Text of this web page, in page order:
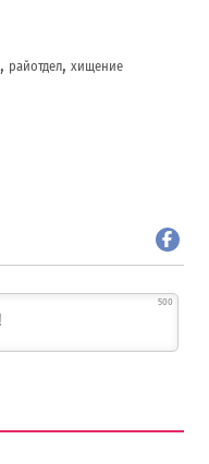
, райотдел,хищение
500